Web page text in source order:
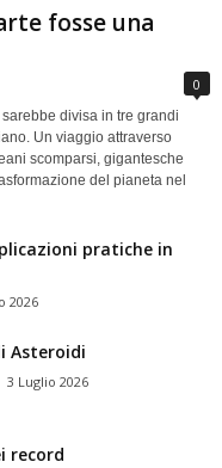
fosse una
0
divisa in tre grandi
Un viaggio attraverso
scomparsi, gigantesche
del pianeta nel
pratiche in
2026
Asteroidi
3 Luglio 2026
record